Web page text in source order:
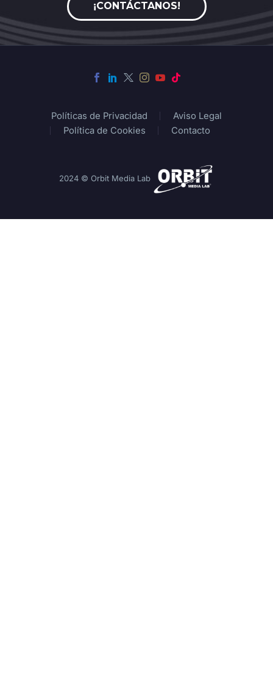
¡CONTÁCTANOS!
Políticas de Privacidad
Aviso Legal
Política de Cookies
Contacto
2024 © Orbit Media Lab